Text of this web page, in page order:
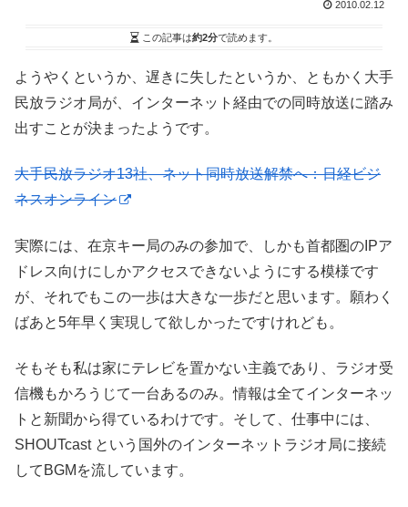
2010.02.12
この記事は約2分で読めます。
ようやくというか、遅きに失したというか、ともかく大手
民放ラジオ局が、インターネット経由での同時放送に踏み
出すことが決まったようです。
大手民放ラジオ13社、ネット同時放送解禁へ：日経ビジ
ネスオンライン
実際には、在京キー局のみの参加で、しかも首都圏のIPア
ドレス向けにしかアクセスできないようにする模様です
が、それでもこの一歩は大きな一歩だと思います。願わく
ばあと5年早く実現して欲しかったですけれども。
そもそも私は家にテレビを置かない主義であり、ラジオ受
信機もかろうじて一台あるのみ。情報は全てインターネッ
トと新聞から得ているわけです。そして、仕事中には、
SHOUTcast という国外のインターネットラジオ局に接続
してBGMを流しています。